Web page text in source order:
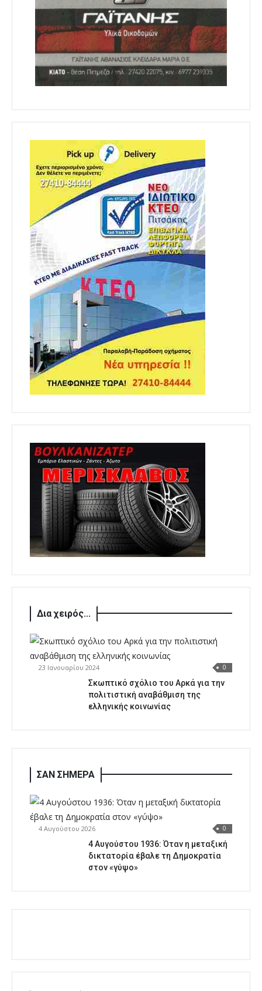
Δια χειρός...
23 Ιανουαρίου 2024 0
Σκωπτικό σχόλιο του Αρκά για την
πολιτιστική αναβάθμιση της
ελληνικής κοινωνίας
ΣΑΝ ΣΗΜΕΡΑ
4 Αυγούστου 2026 0
4 Αυγούστου 1936: Όταν η μεταξική
δικτατορία έβαλε τη Δημοκρατία
στον «γύψο»